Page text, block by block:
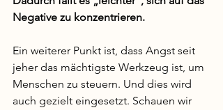
Negative zu konzentrieren.
Ein weiterer Punkt ist, dass Angst seit
jeher das mächtigste Werkzeug ist, um
Menschen zu steuern. Und dies wird
auch gezielt eingesetzt. Schauen wir